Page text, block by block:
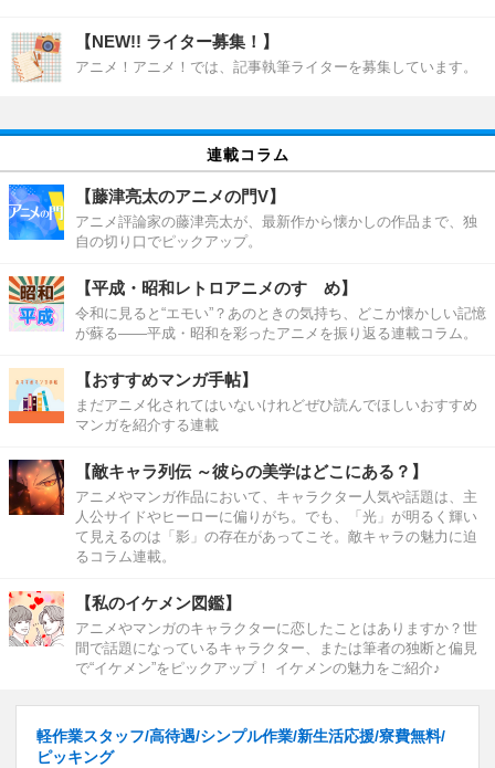
【NEW!! ライター募集！】
アニメ！アニメ！では、記事執筆ライターを募集しています。
連載コラム
【藤津亮太のアニメの門V】
アニメ評論家の藤津亮太が、最新作から懐かしの作品まで、独
自の切り口でピックアップ。
【平成・昭和レトロアニメのすゝめ】
令和に見ると“エモい”？あのときの気持ち、どこか懐かしい記憶
が蘇る――平成・昭和を彩ったアニメを振り返る連載コラム。
【おすすめマンガ手帖】
まだアニメ化されてはいないけれどぜひ読んでほしいおすすめ
マンガを紹介する連載
【敵キャラ列伝 ～彼らの美学はどこにある？】
アニメやマンガ作品において、キャラクター人気や話題は、主
人公サイドやヒーローに偏りがち。でも、「光」が明るく輝い
て見えるのは「影」の存在があってこそ。敵キャラの魅力に迫
るコラム連載。
【私のイケメン図鑑】
アニメやマンガのキャラクターに恋したことはありますか？世
間で話題になっているキャラクター、または筆者の独断と偏見
で“イケメン”をピックアップ！ イケメンの魅力をご紹介♪
軽作業スタッフ/高待遇/シンプル作業/新生活応援/寮費無料/
ピッキング